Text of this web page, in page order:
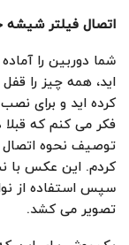
اتصال فیلتر شیشه
شما دوربین را
اید، همه چیز را
فکر می کنم که قبلا
کردم. این عکس با
سپس استفاده از
تصویر می کشد.